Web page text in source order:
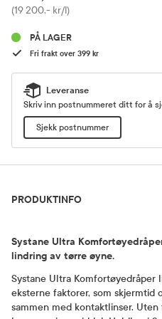
Pris
(19 200,- kr/l)
PÅ LAGER
Fri frakt over 399 kr
Leveranse
Skriv inn postnummeret ditt for å
Sjekk postnummer
PRODUKTINFO
Systane Ultra
lindring av tørre øyne.
Systane Ultra
eksterne faktorer, som skjermtid
sammen med kontaktlinser.